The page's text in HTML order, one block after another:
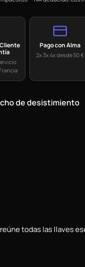
Pago con Alma
2x 3x 4x desde 50 €
de desistimiento
todas las llaves